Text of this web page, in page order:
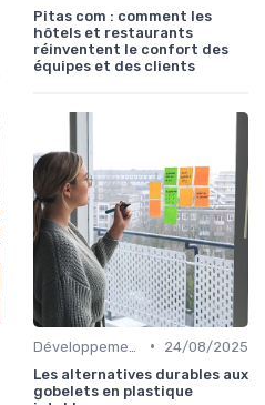
Pitas com : comment les
hôtels et restaurants
réinventent le confort des
équipes et des clients
•
24/08/2025
Les alternatives durables aux
gobelets en plastique